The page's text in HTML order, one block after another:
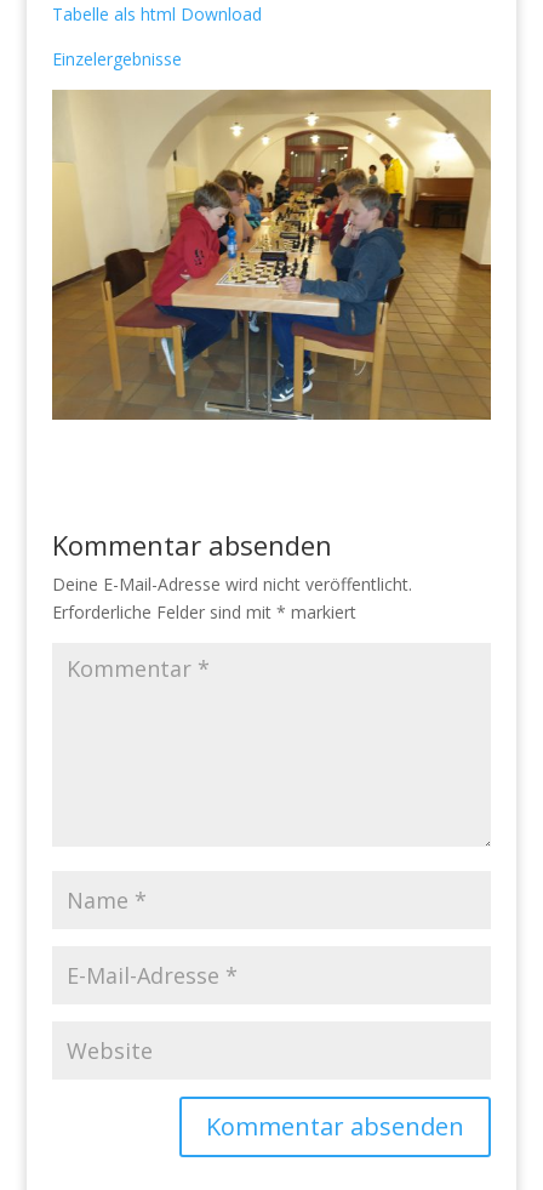
Tabelle als html Download
Einzelergebnisse
Kommentar absenden
Deine E-Mail-Adresse wird nicht veröffentlicht.
Erforderliche Felder sind mit * markiert